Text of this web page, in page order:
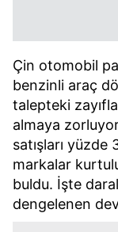
Çin otomobil
benzinli araç
talepteki
almaya
satışları
markalar
buldu. İşte
dengelenen